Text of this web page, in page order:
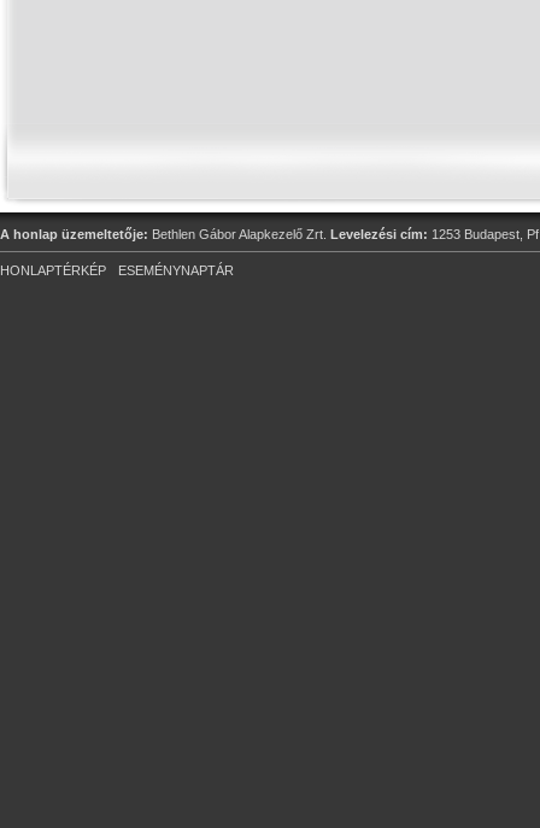
A honlap üzemeltetője: Bethlen Gábor Alapkezelő Zrt. Levelezési cím: 1253 Budapest,
HONLAPTÉRKÉP ESEMÉNYNAPTÁR